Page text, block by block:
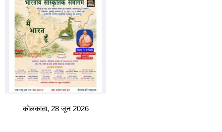
कोलकाता, 28 जून 2026